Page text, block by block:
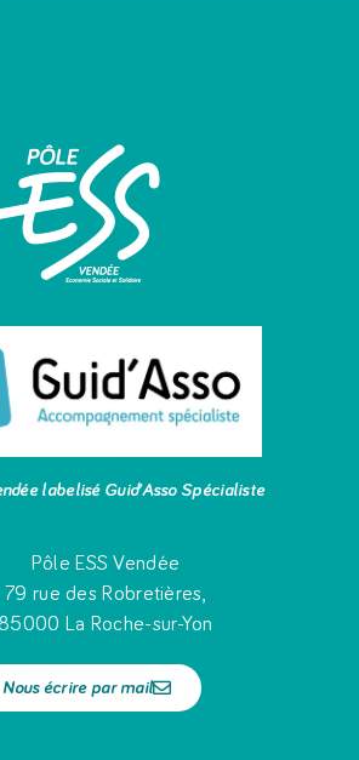
labelisé Guid’Asso Spécialiste
Pôle ESS Vendée
79 rue des Robretières,
La Roche-sur-Yon
Nous écrire par mail